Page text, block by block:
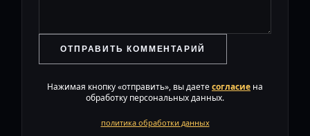
ОТПРАВИТЬ КОММЕНТАРИЙ
Нажимая кнопку «отправить», вы даетесогласие на
обработку персональных данных.
политика обработки данных